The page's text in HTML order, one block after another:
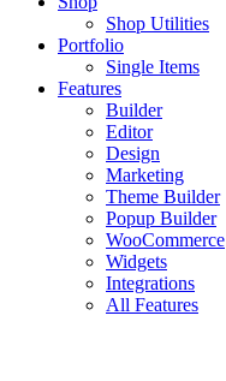
Shop Utilities
Portfolio
Single Items
Features
Builder
Editor
Design
Marketing
Theme Builder
Popup Builder
WooCommerce
Widgets
Integrations
All Features